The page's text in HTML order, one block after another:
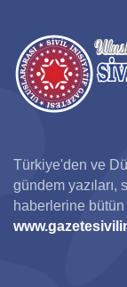
Türkiye'den ve
gündem
haberlerine